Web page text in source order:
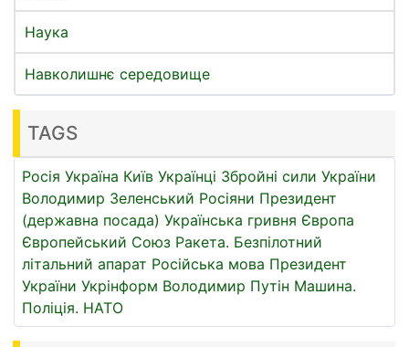
Наука
Навколишнє середовище
TAGS
Росія Україна Київ Українці Збройні сили України
Володимир Зеленський Росіяни Президент
(державна посада) Українська гривня Європа
Європейський Союз Ракета. Безпілотний
літальний апарат Російська мова Президент
України Укрінформ Володимир Путін Машина.
Поліція. НАТО